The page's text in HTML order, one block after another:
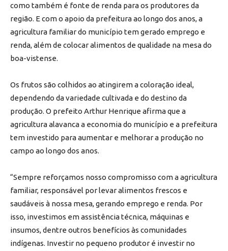
como também é fonte de renda para os produtores da
região. E com o apoio da prefeitura ao longo dos anos, a
agricultura familiar do município tem gerado emprego e
renda, além de colocar alimentos de qualidade na mesa do
boa-vistense.
Os frutos são colhidos ao atingirem a coloração ideal,
dependendo da variedade cultivada e do destino da
produção. O prefeito Arthur Henrique afirma que a
agricultura alavanca a economia do município e a prefeitura
tem investido para aumentar e melhorar a produção no
campo ao longo dos anos.
“Sempre reforçamos nosso compromisso com a agricultura
familiar, responsável por levar alimentos frescos e
saudáveis à nossa mesa, gerando emprego e renda. Por
isso, investimos em assistência técnica, máquinas e
insumos, dentre outros benefícios às comunidades
indígenas. Investir no pequeno produtor é investir no